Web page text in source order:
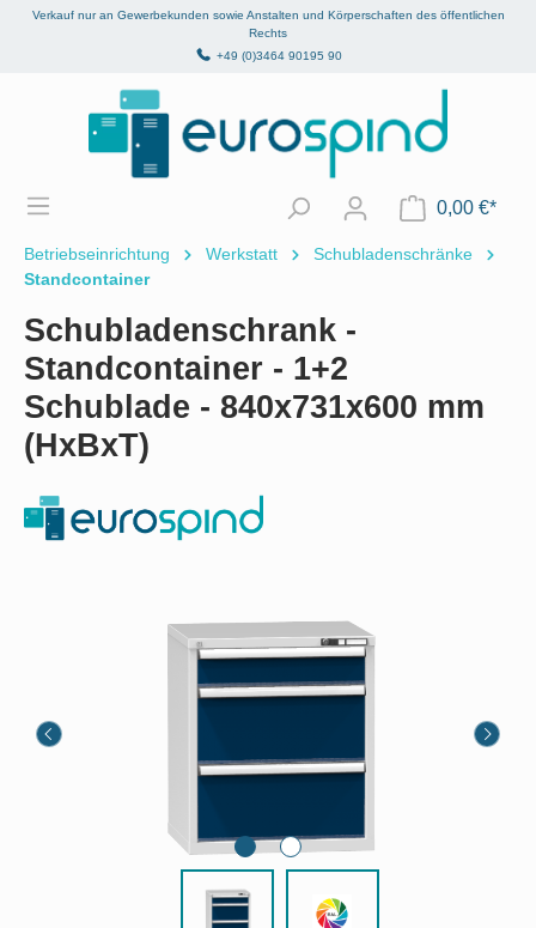
springen
Verkauf nur an Gewerbekunden sowie Anstalten und Körperschaften des öffentlichen
Rechts
+49 (0)3464 90195 90
0,00 €*
Betriebseinrichtung Werkstatt
Schubladenschränke
Standcontainer
Schubladenschrank -
Standcontainer - 1+2
Schublade - 840x731x600 mm
(HxBxT)